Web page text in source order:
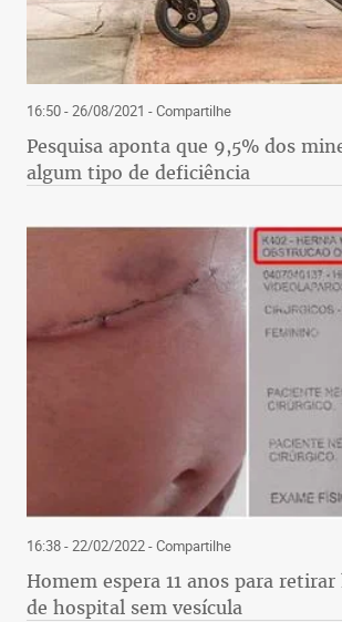
16:50 - 26/08/2021 - Compartilhe
Pesquisa aponta que 9,5% dos
algum tipo de deficiência
16:38 - 22/02/2022- Compartilhe
Homem espera 11 anos para
de hospital sem vesícula